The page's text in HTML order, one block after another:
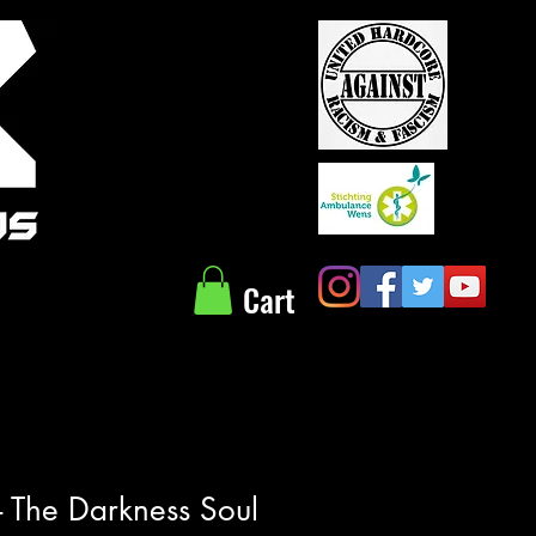
Cart
The Darkness Soul